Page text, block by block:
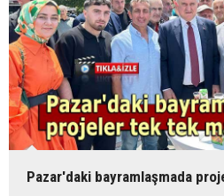
Pazar'daki bayramlaşmada